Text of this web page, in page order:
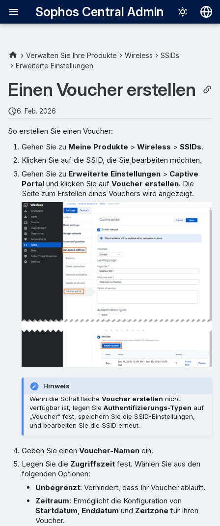
Sophos Central Admin
English
Français
한국어
Português
中文（繁體）
Verwalten Sie Ihre Produkte Wireless
SSIDs
Erweiterte Einstellungen
Einen Voucher erstellen
6. Feb. 2026
So erstellen Sie einen Voucher:
Gehen Sie zu Meine Produkte >Wireless >SSIDs.
Klicken Sie auf die SSID, die Sie bearbeiten möchten.
Gehen Sie zu Erweiterte Einstellungen > Captive
Portal und klicken Sie aufVoucher erstellen. Die
Seite zum Erstellen eines Vouchers wird angezeigt.
Hinweis
Wenn die SchaltflächeVoucher erstellen nicht
verfügbar ist, legen SieAuthentifizierungs-Typen auf
„Voucher“ fest, speichern Sie die SSID-Einstellungen,
und bearbeiten Sie die SSID erneut.
Geben Sie einenVoucher-Namen ein.
Legen Sie die Zugriffszeit fest. Wählen Sie aus den
folgenden Optionen:
Unbegrenzt: Verhindert, dass Ihr Voucher abläuft.
Zeitraum: Ermöglicht die Konfiguration von
Startdatum, Enddatum und Zeitzone für Ihren
Voucher.